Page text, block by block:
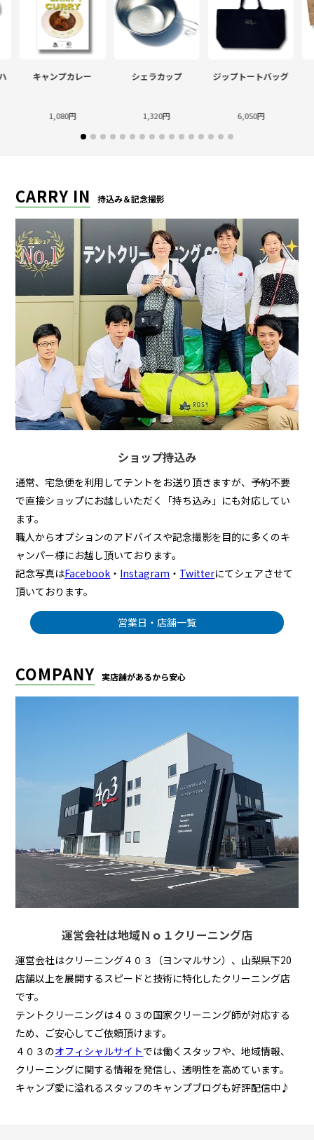
キャンプカレー
1,080円
シェラカップ
1,320円
ジップトートバッグ
6,050円
CARRY IN 持込み＆記念撮影
ショップ持込み
通常、宅急便を利用してテントをお送り頂きますが、予約不要
で直接ショップにお越しいただく「持ち込み」にも対応してい
ます。
職人からオプションのアドバイスや記念撮影を目的に多くのキ
ャンパー様にお越し頂いております。
記念写真はFacebook ・ Instagram ・ Twitterにてシェアさせて
頂いております。
営業日・店舗一覧
COMPANY 実店舗があるから安心
運営会社は地域Ｎｏ１クリーニング店
運営会社はクリーニング４０３（ヨンマルサン）、山梨県下20
店舗以上を展開するスピードと技術に特化したクリーニング店
です。
テントクリーニングは４０３の国家クリーニング師が対応する
ため、ご安心してご依頼頂けます。
４０３のオフィシャルサイトでは働くスタッフや、地域情報、
クリーニングに関する情報を発信し、透明性を高めています。
キャンプ愛に溢れるスタッフのキャンプブログも好評配信中♪